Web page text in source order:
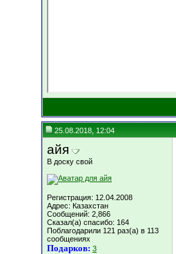
25.08.2018, 12:04
айя
В доску свой
Регистрация: 12.04.2008
Адрес: Казахстан
Сообщений: 2,866
Сказал(а) спасибо: 164
Поблагодарили 121 раз(а) в 113
сообщениях
Подарков: 3